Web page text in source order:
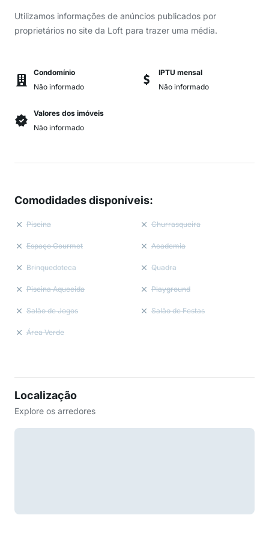
Utilizamos informações de anúncios publicados por
proprietários no site da Loft para trazer uma média.
Condomínio
Não informado
IPTU mensal
Não informado
Valores dos imóveis
Não informado
Comodidades disponíveis:
Piscina Churrasqueira
Espaço Gourmet Academia
Brinquedoteca Quadra
Piscina Aquecida Playground
Salão de Jogos Salão de Festas
Área Verde
Localização
Explore os arredores